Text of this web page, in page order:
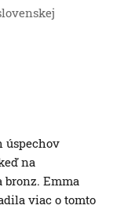
úspechov
na
bronz. Emma
viac o tomto